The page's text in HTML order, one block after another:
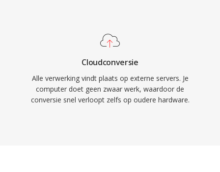
Cloudconversie
Alle verwerking vindt plaats op externe servers. Je
computer doet geen zwaar werk, waardoor de
conversie snel verloopt zelfs op oudere hardware.